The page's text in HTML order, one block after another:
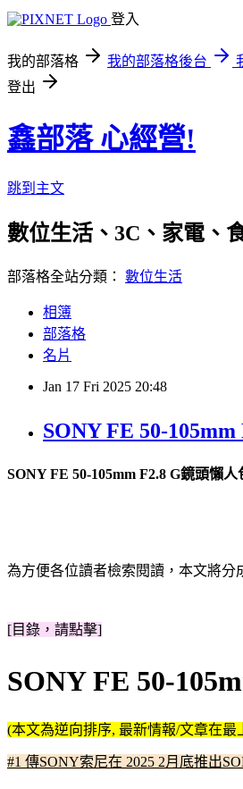
登入
我的部落格 我的部落格後台
登出
鑫部落 心經營!
跳到主文
數位生活、3C、家電、
部落格全站分類： 數位生活
相簿
部落格
名片
Jan 17 Fri 2025 20:48
SONY FE 50-
SONY FE 50-105mm F2.8 G鏡頭懶人
為方便各位讀者檢索閱讀，本文將分
[目錄，請點擊]
SONY FE 50-
(本文為逆向排序, 最新情報/文章在最
#1 傳SONY索尼在 2025 2月底推出